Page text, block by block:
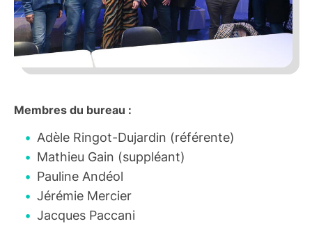
Membres du bureau :
Adèle Ringot-Dujardin (référente)
Mathieu Gain (suppléant)
Pauline Andéol
Jérémie Mercier
Jacques Paccani